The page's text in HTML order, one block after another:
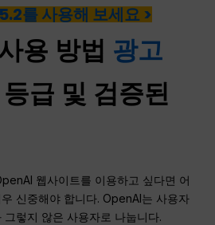
를 사용해 보세요 >
용 방법 광고
급 및 검증된
웹사이트를 이용하고 싶다면 어
신중해야 합니다. OpenAI는 사용자
렇지 않은 사용자로 나눕니다.